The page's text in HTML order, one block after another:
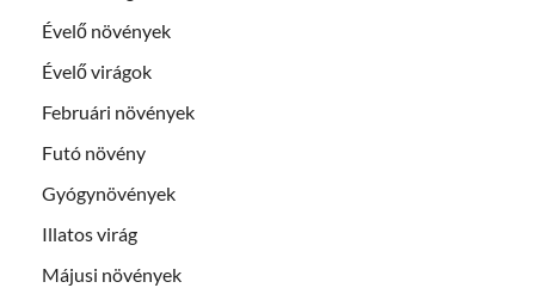
Évelő növények
Évelő virágok
Februári növények
Futó növény
Gyógynövények
Illatos virág
Májusi növények